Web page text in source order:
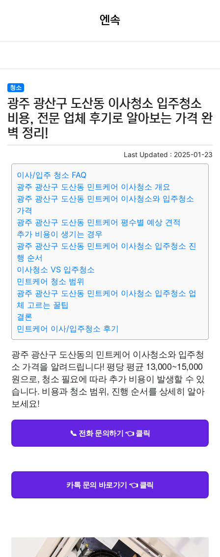
엔속
청소
광주 광산구 도산동 이사청소 입주청소
비용, 전문 업체 후기로 알아보는 가격 완
벽 정리!
Last Updated : 2025-01-23
이사/입주 청소 FAQ
광주 광산구 도산동 민트케어 이사청소 개요
광주 광산구 도산동 민트케어 이사청소와 입주청소
가격
광주 광산구 도산동 민트케어 평수별 예상 견적
추가 비용이 생기는 경우
광주 광산구 도산동 민트케어 이사청소 입주청소 진
행 순서
이사청소 VS 입주청소
민트케어 청소 범위
광주 광산구 도산동 민트케어 이사청소 입주청소 업
체 고르는 꿀팁
결론
민트케어 이사/입주청소 후기
광주 광산구 도산동의 민트케어 이사청소와 입주청
소 가격을 알려드립니다! 평당 평균 13,000~15,000
원으로, 청소 필요에 따라 추가 비용이 발생할 수 있
습니다. 비용과 청소 범위, 진행 순서를 상세히 알아
보세요!
📞 전화 문의하기 👈 클릭
카톡 문의 바로가기 👈 클릭